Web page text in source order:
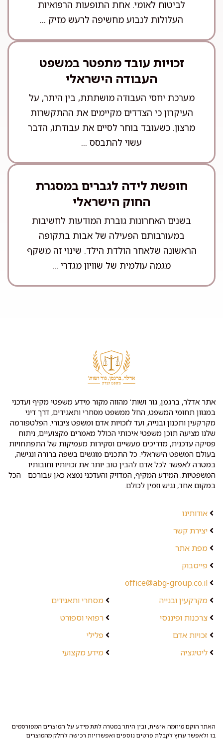
לביטוח לאומי. אחת התופעות הרפואיות
העלולות לנבוע מחשיפה לרעש מזיק ...
זכויות עובד מתפטר במשפט
העבודה הישראלי
מערכת יחסי העבודה מושתתת, בין היתר, על
העיקרון כי הצדדים מקיימים את ההתקשרות
מרצון. כשעובד בוחר לסיים את עבודתו, הדבר
עשוי להתבסס ...
חופשת לידה לגברים במסגרת
החוק הישראלי
בשנים האחרונות גוברת המודעות לחשיבות
במעורבותם הפעילה של אבות בתקופה
הראשונה שלאחר הולדת הילד. שינוי זה משקף
מגמה עולמית של שוויון מגדרי ...
אתר אדלר, ברגמן, גור ושות' מהווה מקור מידע משפטי מקיף ועדכני
במגוון תחומי המשפט, החל ממשפט מסחרי ותאגידים, דרך דיני
מקרקעין ותכנון ובנייה, ועד לזכויות אדם ומשפט ציבורי. הפלטפורמה
שלנו מציעה תוכן משפטי איכותי הכולל מאמרים מקצועיים, ניתוח
פסיקה עדכנית, מדריכים מעשיים וסקירות מעמיקות של התפתחויות
בעולם המשפט הישראלי. כל התכנים מוגשים בשפה ברורה ונגישה,
במטרה לאפשר לכל אדם להבין טוב יותר את זכויותיו וחובותיו
המשפטיות. המידע המקיף, המדויק והעדכני נמצא כאן עבורכם - הכל
במקום אחד, נגיש וזמין לכולם.
אודותינו
יצירת קשר
מפת אתר
פייסבוק
office@abg-group.co.il
מקרקעין ובנייה
צרכנות ופיננסי
זכויות אדם
ליטיגציה
מסחרי ותאגידים
רפואי וספורט
פלילי
מידע מקצועי
האתר הוקם מיוזמה אישית, ובין היתר במטרה לתת מידע על המוצרים המפורסמים
בו ולאפשר ערוץ לקבלת פרטים נוספים ואפשרויות רכישה לחלק מהמוצרים